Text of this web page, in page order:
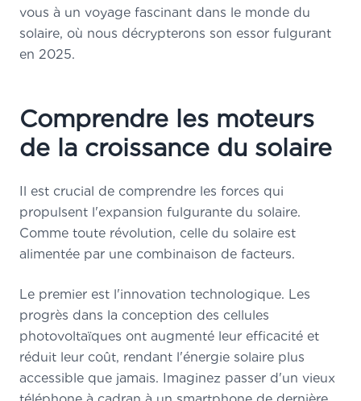
vous à un voyage fascinant dans le monde du
solaire, où nous décrypterons son essor fulgurant
en 2025.
Comprendre les moteurs
de la croissance du solaire
Il est crucial de comprendre les forces qui
propulsent l'expansion fulgurante du solaire.
Comme toute révolution, celle du solaire est
alimentée par une combinaison de facteurs.
Le premier est l'innovation technologique. Les
progrès dans la conception des cellules
photovoltaïques ont augmenté leur efficacité et
réduit leur coût, rendant l'énergie solaire plus
accessible que jamais. Imaginez passer d'un vieux